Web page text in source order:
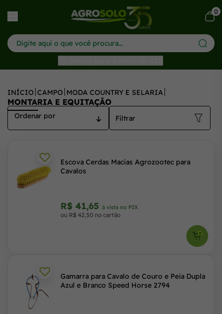
0
INÍCIO CAMPO MODA COUNTRY E SELARIA
MONTARIA E EQUITAÇÃO
Filtrar
Escova Cerdas Macias Agrozootec para
Cavalos
R$ 41,65 à vista no PIX
ou R$ 42,50 no cartão
Gamarra para Cavalo de Couro e Peia Dupla
Azul e Branco Speed Horse 2794